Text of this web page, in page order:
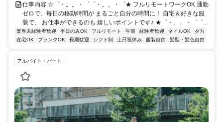
仕事内容 ☆゜・。。・゜゜・。。・゜★ フルリモートワークOK 通勤
ゼロで、毎日の移動時間が まるごと自分の時間に！ 自宅＆好きな服
装で、 お仕事ができるのも 嬉しいポイントです♪ ★゜・。。・゜゜...
業界未経験者歓迎 平日のみOK フルリモート 午前 経験者歓迎 ネイルOK
夕方
在宅OK
ブランクOK 長期歓迎 シフト制 土日祝休み 服装自由 髪型・髪色自由
アルバイト・パート